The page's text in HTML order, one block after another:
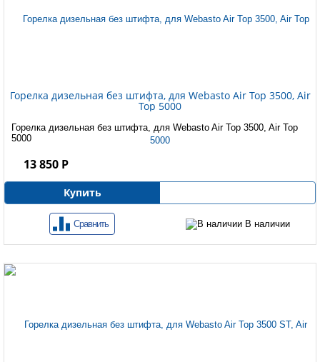
Горелка дизельная без штифта, для Webasto Air Top 3500, Air
Top 5000
Горелка дизельная без штифта, для Webasto Air Top 3500, Air Top
5000
13 850 Р
Купить
Сравнить В наличии